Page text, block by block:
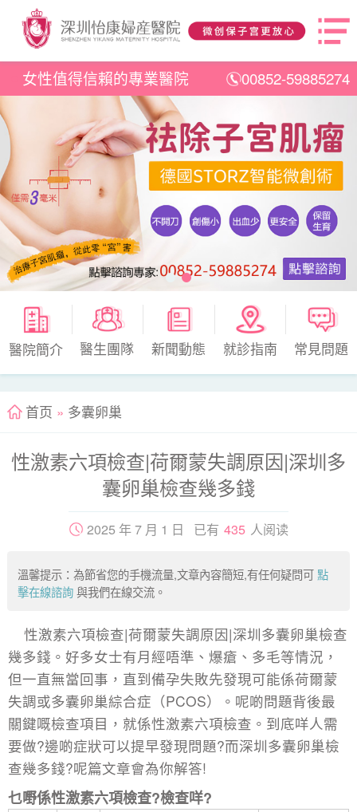
女性值得信賴的專業醫院 00852-59885274
醫院簡介 醫生團隊 新聞動態 就診指南 常見問題
首页 » 多囊卵巢
性激素六項檢查|荷爾蒙失調原因|深圳多
囊卵巢檢查幾多錢
2025 年 7 月 1 日 已有 435 人阅读
溫馨提示：為節省您的手機流量,文章內容簡短,有任何疑問可點
擊在線諮詢 與我們在線交流。
性激素六項檢查|荷爾蒙失調原因|深圳多囊卵巢檢查
幾多錢。好多女士有月經唔準、爆瘡、多毛等情況，
但一直無當回事，直到備孕失敗先發現可能係荷爾蒙
失調或多囊卵巢綜合症（PCOS）。呢啲問題背後最
關鍵嘅檢查項目，就係性激素六項檢查。到底咩人需
要做?邊啲症狀可以提早發現問題?而深圳多囊卵巢檢
查幾多錢?呢篇文章會為你解答!
乜嘢係性激素六項檢查?檢查咩?